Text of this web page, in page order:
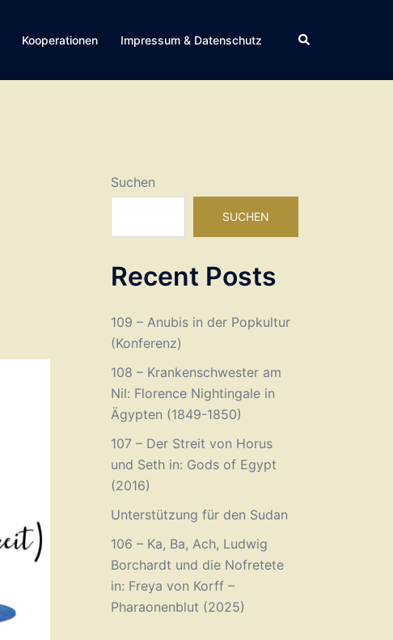
Kooperationen Impressum & Datenschutz Suche
Suchen
SUCHEN
Recent Posts
109 – Anubis in der Popkultur
(Konferenz)
108 – Krankenschwester am
Nil: Florence Nightingale in
Ägypten (1849-1850)
107 – Der Streit von Horus
und Seth in: Gods of Egypt
(2016)
Unterstützung für den Sudan
106 – Ka, Ba, Ach, Ludwig
Borchardt und die Nofretete
in: Freya von Korff –
Pharaonenblut (2025)